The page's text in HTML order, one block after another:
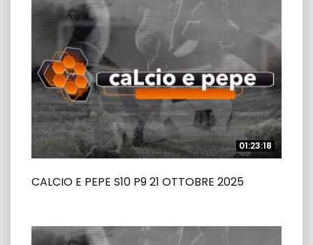
01:23:18
01:23:18
CALCIO E PEPE S10 P9 21 OTTOBRE 2025